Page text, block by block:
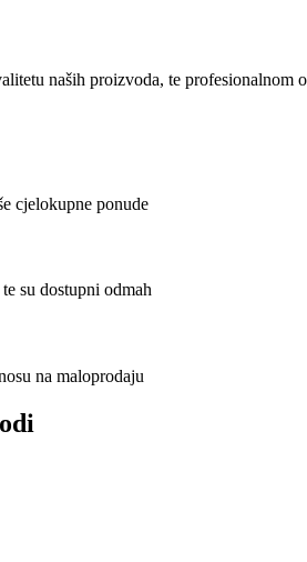
naših proizvoda, te profesionalnom
cjelokupne ponude
su dostupni odmah
na maloprodaju